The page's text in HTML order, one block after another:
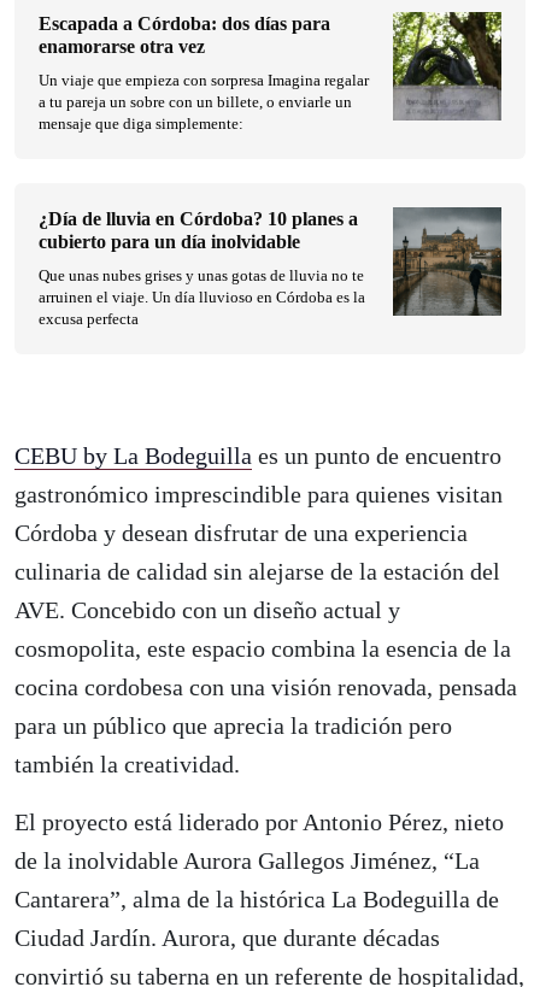
CEBU by La Bodeguilla es un punto de encuentro
gastronómico imprescindible para quienes visitan
Córdoba y desean disfrutar de una experiencia
culinaria de calidad sin alejarse de la estación del
AVE. Concebido con un diseño actual y
cosmopolita, este espacio combina la esencia de la
cocina cordobesa con una visión renovada, pensada
para un público que aprecia la tradición pero
también la creatividad.
El proyecto está liderado por Antonio Pérez, nieto
de la inolvidable Aurora Gallegos Jiménez, “La
Cantarera”, alma de la histórica La Bodeguilla de
Ciudad Jardín. Aurora, que durante décadas
convirtió su taberna en un referente de hospitalidad,
Escapada a Córdoba: dos días para
enamorarse otra vez
Un viaje que empieza con sorpresa Imagina regalar
a tu pareja un sobre con un billete, o enviarle un
mensaje que diga simplemente:
¿Día de lluvia en Córdoba? 10 planes a
cubierto para un día inolvidable
Que unas nubes grises y unas gotas de lluvia no te
arruinen el viaje. Un día lluvioso en Córdoba es la
excusa perfecta